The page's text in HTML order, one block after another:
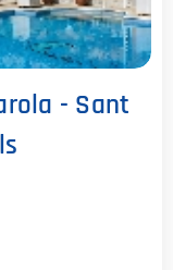
- Sant